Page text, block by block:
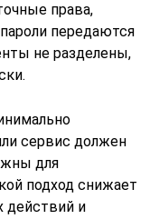
права,
передаются
не разделены,
сервис должен
для
подход снижает
действий и